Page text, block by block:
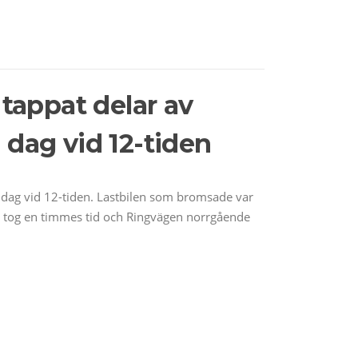
delar av
vid 12-tiden
vid 12-tiden. Lastbilen som bromsade var
en timmes tid och Ringvägen norrgående